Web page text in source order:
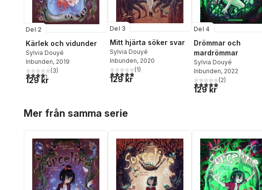
Del 2
Kärlek och vidunder
Sylvia Douyé
Inbunden, 2019
4,3utav 5 stjärnor. Totalt antal röster:
(3)
129 kr
Del 3
Mitt hjärta söker svar
Sylvia Douyé
Inbunden, 2020
5,0utav 5 stjärnor. Totalt antal röster:
(1)
129 kr
Del 4
Drömmar och
mardrömmar
Sylvia Douyé
Inbunden, 2022
5,0utav 5 stjärnor.
(2)
129 kr
Mer från samma serie